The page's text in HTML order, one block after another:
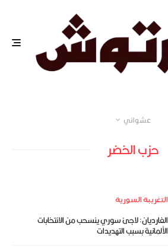
عشوائي
حزب الخضر
التغريبة السورية
الغارديان: لاجئ سوري ينسحب من الانتخابات
الألمانية بسبب التهديدات